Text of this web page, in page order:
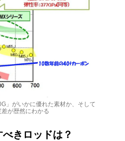
」がいかに優れた素材か、そして
差が歴然にわかる
べきロッドは？